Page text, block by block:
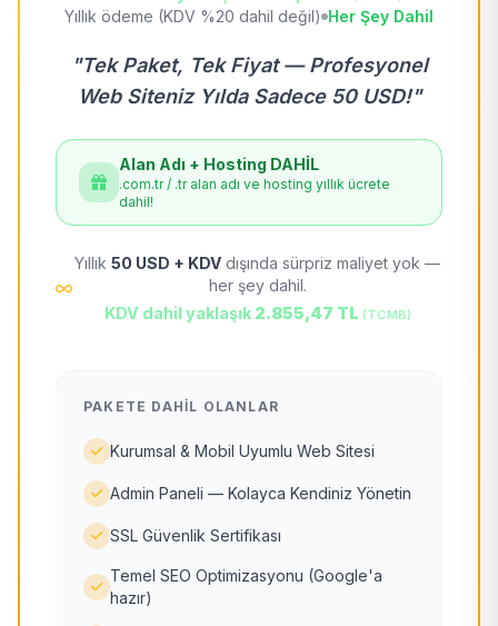
Yıllık ödeme (KDV %20 dahil değil) Her Şey Dahil
"Tek Paket, Tek Fiyat — Profesyonel
Web Siteniz Yılda Sadece 50 USD!"
Alan Adı + Hosting DAHİL
.com.tr / .tr alan adı ve hosting yıllık ücrete
dahil!
Yıllık 50 USD + KDV dışında sürpriz maliyet yok —
her şey dahil.
KDV dahil yaklaşık 2.855,47 TL (TCMB)
PAKETE DAHIL OLANLAR
Kurumsal & Mobil Uyumlu Web Sitesi
Admin Paneli — Kolayca Kendiniz Yönetin
SSL Güvenlik Sertifikası
Temel SEO Optimizasyonu (Google'a
hazır)